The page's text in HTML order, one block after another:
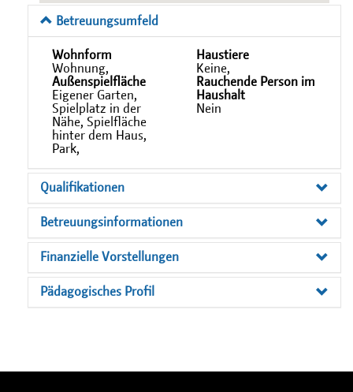
Betreuungsumfeld
Wohnform
Wohnung,
Haustiere
Keine,
Außenspielfläche
Eigener Garten,
Spielplatz in der
Nähe, Spielfläche
hinter dem Haus,
Park,
Rauchende Person im
Haushalt
Nein
Qualifikationen
Betreuungsinformationen
Finanzielle Vorstellungen
Pädagogisches Profil